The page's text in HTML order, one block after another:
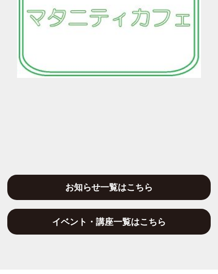
お知らせ一覧はこちら
イベント・講座一覧はこちら